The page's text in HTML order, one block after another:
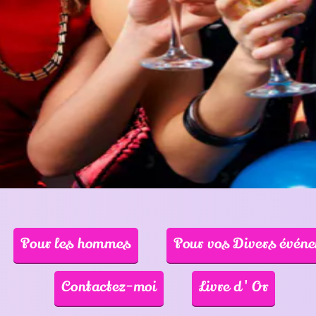
Pour vos Divers événements
moi Livre d'Or